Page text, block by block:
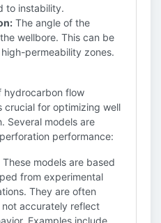
to instability.
The angle of the
wellbore. This can be
permeability zones.
hydrocarbon flow
crucial for optimizing well
Several models are
performance:
These models are based
from experimental
They are often
accurately reflect
Examples include